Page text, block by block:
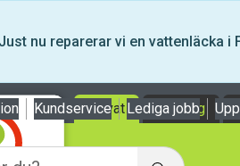
Just nu reparerar vi en vattenläcka
Privat Företag
Kundservice Lediga jobb